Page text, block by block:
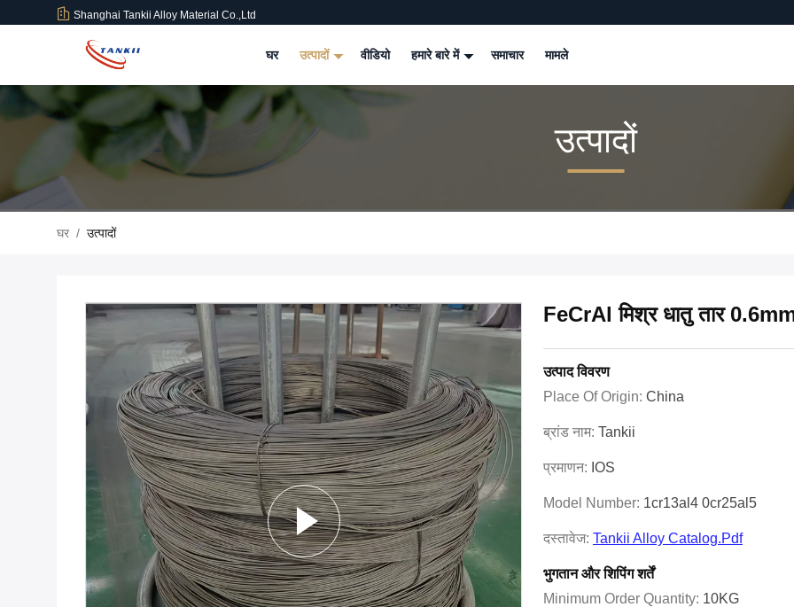
Shanghai Tankii Alloy Material Co.,Ltd
घर उत्पादों वीडियो हमारे बारे में समाचार मामले
उत्पादों
घर / उत्पादों
FeCrAl मिश्र धातु तार
उत्पाद विवरण
Place Of Origin: China
ब्रांड नाम: Tankii
प्रमाणन: IOS
Model Number: 1cr13al4 0cr25al5
दस्तावेज: Tankii Alloy Catalog.pdf
भुगतान और शिपिंग शर्तें
Minimum Order Quantity: 10KG